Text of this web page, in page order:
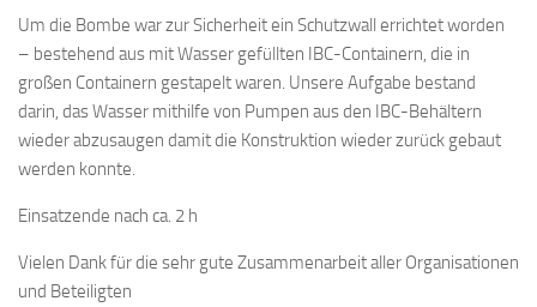
Um die Bombe war zur Sicherheit ein Schutzwall errichtet worden
– bestehend aus mit Wasser gefüllten IBC-Containern, die in
großen Containern gestapelt waren. Unsere Aufgabe bestand
darin, das Wasser mithilfe von Pumpen aus den IBC-Behältern
wieder abzusaugen damit die Konstruktion wieder zurück gebaut
werden konnte.
Einsatzende nach ca. 2 h
Vielen Dank für die sehr gute Zusammenarbeit aller Organisationen
und Beteiligten